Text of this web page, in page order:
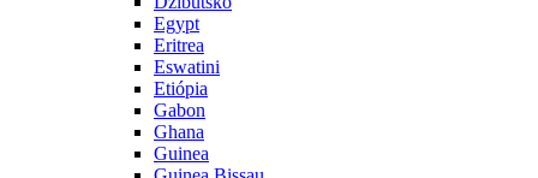
Egypt
Eritrea
Eswatini
Etiópia
Gabon
Ghana
Guinea